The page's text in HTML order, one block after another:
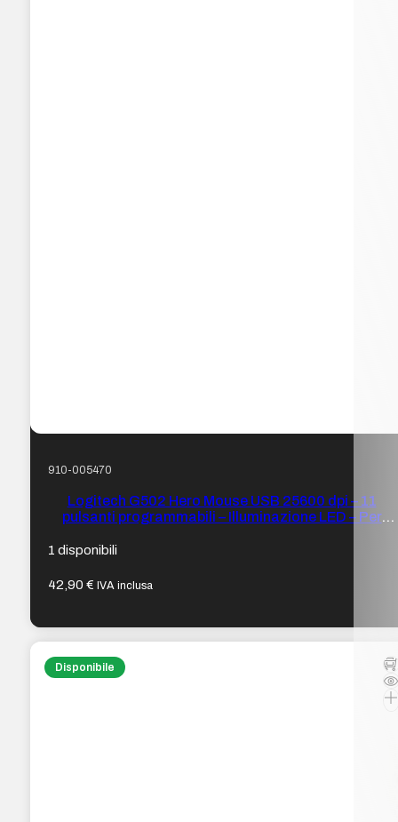
910-005470
Logitech G502 Hero Mouse USB 25600 dpi – 11
pulsanti programmabili – Illuminazione LED – Per
1 disponibili
42,90€ IVA inclusa
Disponibile